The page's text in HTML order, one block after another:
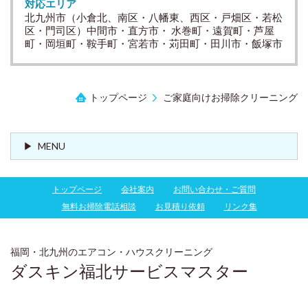
対応エリア
北九州市（小倉北、南区・八幡東、西区・戸畑区・若松
区・門司区）中間市・直方市・ 水巻町・遠賀町・芦屋
町・岡垣町・鞍手町・宮若市・苅田町・田川市・飯塚市
トップページ ご家庭向けお掃除クリーニング
MENU
トップページ 会社案内
お問い合わせ・ご質問
無料お掃除電話相談
お見積り依頼 リンク集
福岡・北九州のエアコン・ハウスクリーニング
ダスキン福北サービスマスター